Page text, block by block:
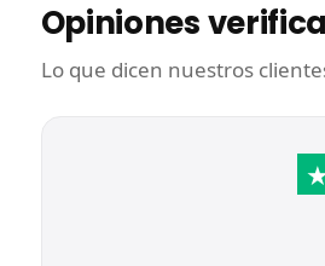
Opiniones
Lo que dicen nuestros